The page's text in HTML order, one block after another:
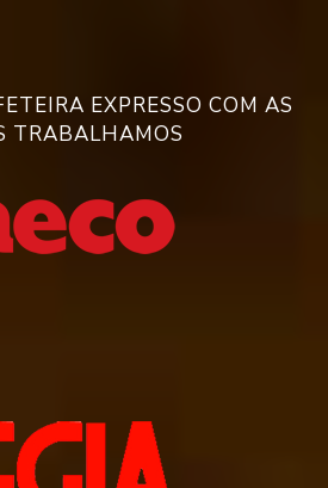
EXPRESSO COM AS
TRABALHAMOS